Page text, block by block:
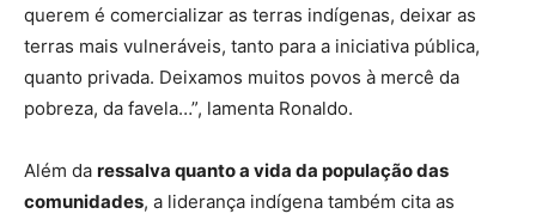
querem é comercializar as terras indígenas, deixar as
terras mais vulneráveis, tanto para a iniciativa pública,
quanto privada. Deixamos muitos povos à mercê da
pobreza, da favela…”, lamenta Ronaldo.
Além da ressalva quanto a vida da população das
comunidades, a liderança indígena também cita as